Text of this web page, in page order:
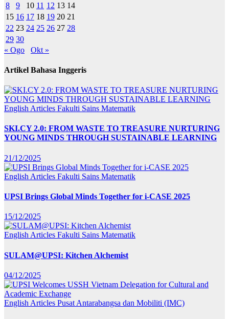
8
9 10 11 12 13 14
15 16 17 18 19 20 21
22 23 24 25 26 27 28
29 30
« Ogo
Okt »
Artikel Bahasa Inggeris
English Articles Fakulti Sains Matematik
SKI.CY 2.0: FROM WASTE TO TREASURE NURTURING
YOUNG MINDS THROUGH SUSTAINABLE LEARNING
21/12/2025
English Articles Fakulti Sains Matematik
UPSI Brings Global Minds Together for i-CASE 2025
15/12/2025
English Articles Fakulti Sains Matematik
SULAM@UPSI: Kitchen Alchemist
04/12/2025
English Articles Pusat Antarabangsa dan Mobiliti (IMC)